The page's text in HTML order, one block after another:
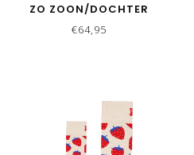
ZO ZOON/DOCHTER
MATCHING CAPS - MINI
€64,95